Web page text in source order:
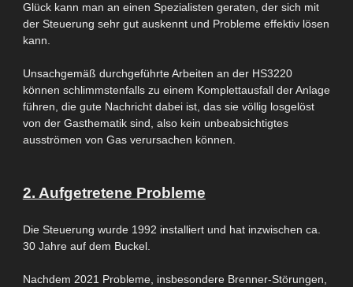
Glück kann man an einen Spezialisten geraten, der sich mit
der Steuerung sehr gut auskennt und Probleme effektiv lösen
kann.
Unsachgemäß durchgeführte Arbeiten an der HS3220
können schlimmstenfalls zu einem Komplettausfall der Anlage
führen, die gute Nachricht dabei ist, das sie völlig losgelöst
von der Gasthematik sind, alsokein unbeabsichtigtes
ausströmen von Gas verursachen können.
2. Aufgetretene Probleme
Die Steuerung wurde 1992 installiert und hat inzwischen ca.
30 Jahre auf dem Buckel.
Nachdem 2021 Probleme, insbesondere Brenner-Störungen